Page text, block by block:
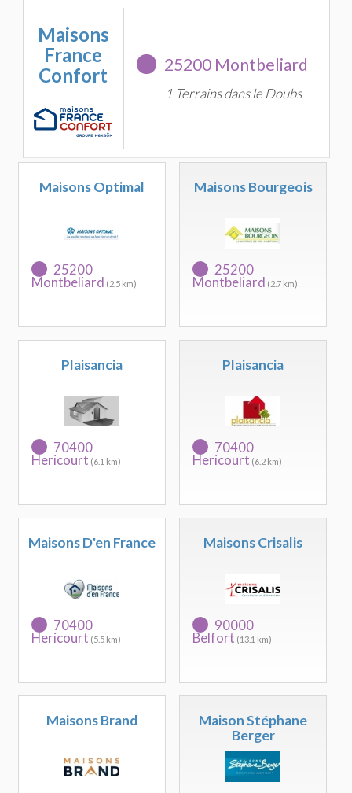
Maisons
France
Confort
25200 Montbeliard
1 Terrains dans le Doubs
Maisons Optimal
25200
Montbeliard (2.5 km)
Maisons Bourgeois
25200
Montbeliard (2.7 km)
Plaisancia
70400
Hericourt (6.1 km)
Plaisancia
70400
Hericourt (6.2 km)
Maisons D'en France
70400
Hericourt (5.5 km)
Maisons Crisalis
90000
Belfort (13.1 km)
Maisons Brand
Maison Stéphane
Berger